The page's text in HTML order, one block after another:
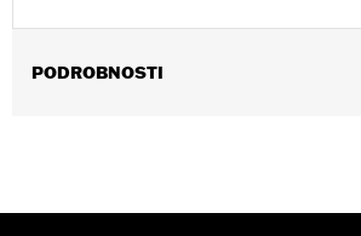
PODROBNOSTI
WARRANTY:2 year limited warranty – Go